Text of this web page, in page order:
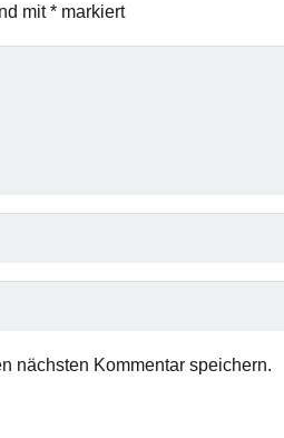
mit* markiert
nächsten Kommentar speichern.